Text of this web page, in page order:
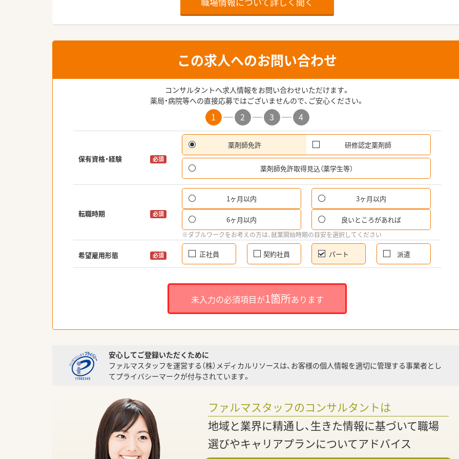
この求人へのお問い合わせ
コンサルタントへ求人情報をお問い合わせいただけます。
薬局・病院等への直接応募ではございませんので、ご安心ください。
1 2 3 4
保有資格・経験 必須
薬剤師免許 研修認定薬剤師
薬剤師免許取得見込（薬学生等）
転職時期 必須
1ヶ月以内 3ヶ月以内
6ヶ月以内 良いところがあれば
※ダブルワークをお考えの方は、就業開始時期の目安を選択してください
希望雇用形態 必須 正社員 契約社員 パート 派遣
未入力の必須項目が1箇所あります
安心してご登録いただくために
ファルマスタッフを運営する（株）メディカルリソースは、お客様の個人情報を適切に管理する事業者とし
てプライバシーマークが付与されています。
ファルマスタッフのコンサルタントは
地域と業界に精通し、生きた情報に基づいて職場
選びやキャリアプランについてアドバイス